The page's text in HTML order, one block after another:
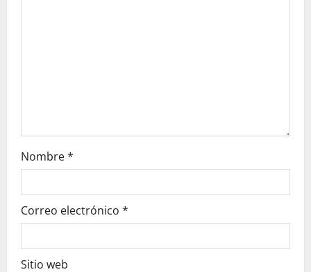
Nombre*
Correo electrónico *
Sitio web